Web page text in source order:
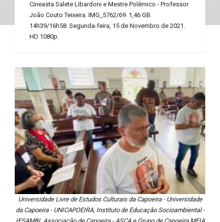
Cineasta Salete Libardoni e Mestre Polêmico - Professor
João Couto Teixeira. IMG_5762/69. 1,46 GB.
14h39/16h58. Segunda-feira, 15 de Novembro de 2021.
HD 1080p.
Universidade Livre de Estudos Culturais da Capoeira - Universidade
da Capoeira - UNICAPOEIRA, Instituto de Educação Socioambiental -